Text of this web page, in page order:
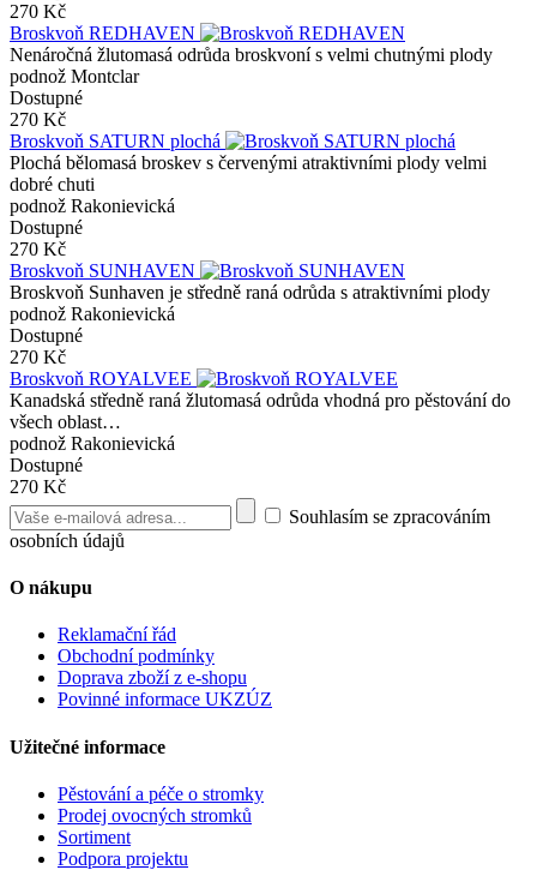
270 Kč
Broskvoň REDHAVEN
Nenáročná žlutomasá odrůda broskvoní s velmi chutnými plody
podnož Montclar
Dostupné
270 Kč
Broskvoň SATURN plochá
Plochá bělomasá broskev s červenými atraktivními plody velmi
dobré chuti
podnož Rakonievická
Dostupné
270 Kč
Broskvoň SUNHAVEN
Broskvoň Sunhaven je středně raná odrůda s atraktivními plody
podnož Rakonievická
Dostupné
270 Kč
Broskvoň ROYALVEE
Kanadská středně raná žlutomasá odrůda vhodná pro pěstování do
všech oblast…
podnož Rakonievická
Dostupné
270 Kč
Souhlasím se zpracováním
osobních údajů
O nákupu
Reklamační řád
Obchodní podmínky
Doprava zboží z e-shopu
Povinné informace UKZÚZ
Užitečné informace
Pěstování a péče o stromky
Prodej ovocných stromků
Sortiment
Podpora projektu